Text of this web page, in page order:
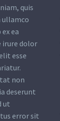
quis
ea
irure dolor
esse
non
deserunt
ut
error sit